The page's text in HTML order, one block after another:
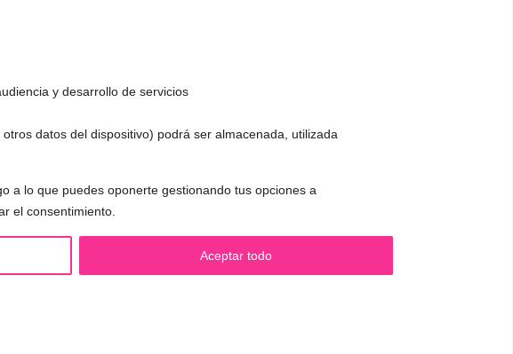
y desarrollo de servicios
datos del dispositivo) podrá ser almacenada, utilizada
a lo que puedes oponerte gestionando tus opciones a
el consentimiento.
Aceptar todo